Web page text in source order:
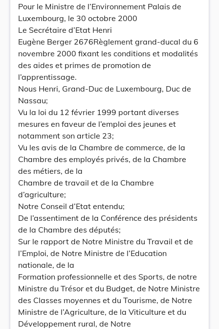
Pour le Ministre de l’Environnement Palais de
Luxembourg, le 30 octobre 2000
Le Secrétaire d’Etat Henri
Eugène Berger 2676Règlement grand-ducal du 6
novembre 2000 fixant les conditions et modalités
des aides et primes de promotion de
l’apprentissage.
Nous Henri, Grand-Duc de Luxembourg, Duc de
Nassau;
Vu la loi du 12 février 1999 portant diverses
mesures en faveur de l’emploi des jeunes et
notamment son article 23;
Vu les avis de la Chambre de commerce, de la
Chambre des employés privés, de la Chambre
des métiers, de la
Chambre de travail et de la Chambre
d’agriculture;
Notre Conseil d’Etat entendu;
De l’assentiment de la Conférence des présidents
de la Chambre des députés;
Sur le rapport de Notre Ministre du Travail et de
l’Emploi, de Notre Ministre de l’Education
nationale, de la
Formation professionnelle et des Sports, de notre
Ministre du Trésor et du Budget, de Notre Ministre
des Classes moyennes et du Tourisme, de Notre
Ministre de l’Agriculture, de la Viticulture et du
Développement rural, de Notre